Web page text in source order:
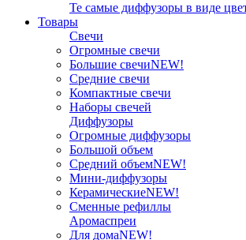
Те самые диффузоры в виде
Товары
Свечи
Огромные свечи
Большие свечиNEW!
Средние свечи
Компактные свечи
Наборы свечей
Диффузоры
Огромные диффузоры
Большой объем
Средний объемNEW!
Мини-диффузоры
КерамическиеNEW!
Сменные рефиллы
Аромаспреи
Для домаNEW!